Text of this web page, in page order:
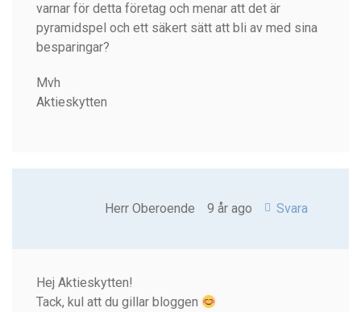
varnar för detta företag och menar att det är
pyramidspel och ett säkert sätt att bli av med sina
besparingar?
Mvh
Aktieskytten
Herr Oberoende 9 år ago Svara
Hej Aktieskytten!
Tack, kul att du gillar bloggen